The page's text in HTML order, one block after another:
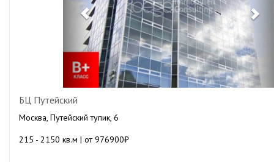
БЦ Путейский
Москва, Путейский тупик, 6
215 - 2150 кв.м | от 976900₽